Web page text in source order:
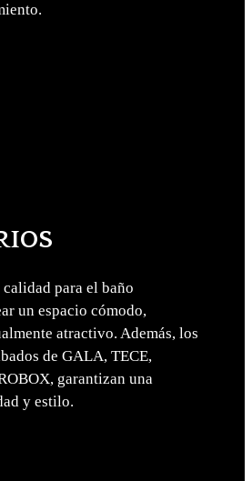
para el baño
un espacio cómodo,
atractivo. Además, los
de GALA, TECE,
garantizan una
y estilo.